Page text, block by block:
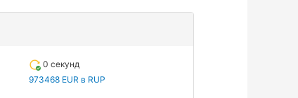
0 секунд
973468 EUR в RUP